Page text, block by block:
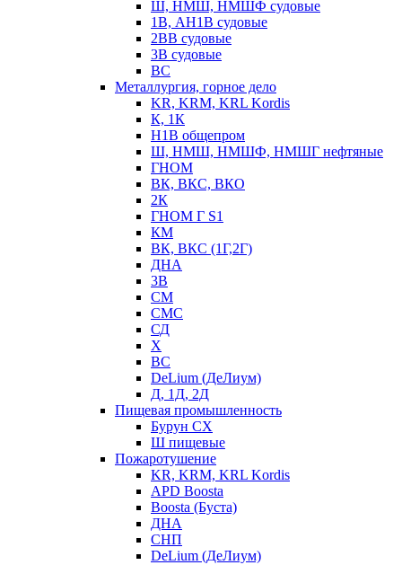
Ш, НМШ, НМШФ судовые
1В, АН1В судовые
2ВВ судовые
3В судовые
ВС
Металлургия, горное дело
KR, KRM, KRL Kordis
К, 1К
Н1В общепром
Ш, НМШ, НМШФ, НМШГ нефтяные
ГНОМ
ВК, ВКС, ВКО
2К
ГНОМ Г S1
КМ
ВК, ВКС (1Г,2Г)
ДНА
3В
СМ
СМС
СД
Х
ВС
DeLium (ДеЛиум)
Д, 1Д, 2Д
Пищевая промышленность
Бурун СХ
Ш пищевые
Пожаротушение
KR, KRM, KRL Kordis
APD Boosta
Boosta (Буста)
ДНА
СНП
DeLium (ДеЛиум)